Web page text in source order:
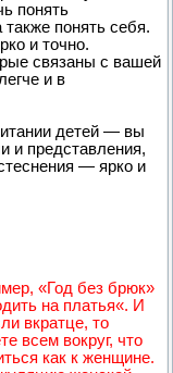
понять
понять себя.
и точно.
связаны с вашей
и в
детей — вы
и представления,
— ярко и
«Год без брюк»
на платья«. И
вкратце, то
всем вокруг, что
как к женщине.